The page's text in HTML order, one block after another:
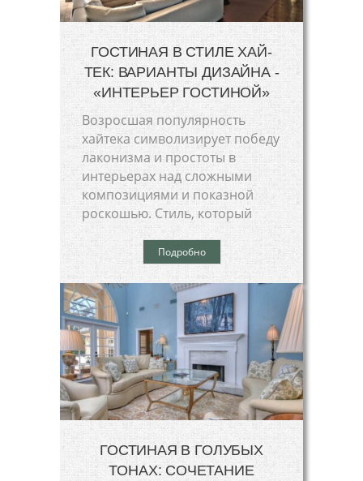
ГОСТИНАЯ В СТИЛЕ ХАЙ-
ТЕК: ВАРИАНТЫ ДИЗАЙНА -
«ИНТЕРЬЕР ГОСТИНОЙ»
Возросшая популярность
хайтека символизирует победу
лаконизма и простоты в
интерьерах над сложными
композициями и показной
роскошью. Стиль, который
Подробно
ГОСТИНАЯ В ГОЛУБЫХ
ТОНАХ: СОЧЕТАНИЕ